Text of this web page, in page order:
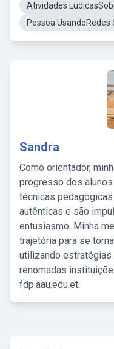
Atividades
Pessoa UsandoRedes
Sandra
Como orientador,
progresso dos
técnicas
autênticas e são
entusiasmo. Minha
trajetória para se
utilizando estratégias
renomadas
fdp.aau.edu.et.